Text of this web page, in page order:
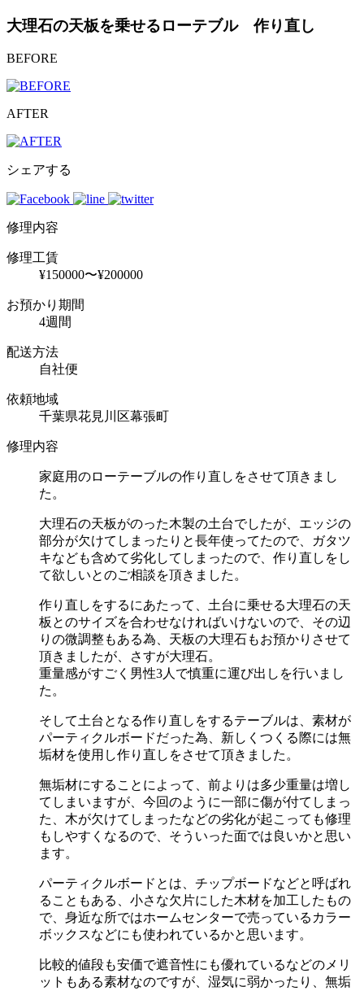
大理石の天板を乗せるローテブル 作り直し
BEFORE
AFTER
シェアする
修理内容
修理工賃
¥150000〜¥200000
お預かり期間
4週間
配送方法
自社便
依頼地域
千葉県花見川区幕張町
修理内容
家庭用のローテーブルの作り直しをさせて頂きまし
た。
大理石の天板がのった木製の土台でしたが、エッジの
部分が欠けてしまったりと長年使ってたので、ガタツ
キなども含めて劣化してしまったので、作り直しをし
て欲しいとのご相談を頂きました。
作り直しをするにあたって、土台に乗せる大理石の天
板とのサイズを合わせなければいけないので、その辺
りの微調整もある為、天板の大理石もお預かりさせて
頂きましたが、さすが大理石。
重量感がすごく男性3人で慎重に運び出しを行いまし
た。
そして土台となる作り直しをするテーブルは、素材が
パーティクルボードだった為、新しくつくる際には無
垢材を使用し作り直しをさせて頂きました。
無垢材にすることによって、前よりは多少重量は増し
てしまいますが、今回のように一部に傷が付てしまっ
た、木が欠けてしまったなどの劣化が起こっても修理
もしやすくなるので、そういった面では良いかと思い
ます。
パーティクルボードとは、チップボードなどと呼ばれ
ることもある、小さな欠片にした木材を加工したもの
で、身近な所ではホームセンターで売っているカラー
ボックスなどにも使われているかと思います。
比較的値段も安価で遮音性にも優れているなどのメリ
ットもある素材なのですが、湿気に弱かったり、無垢